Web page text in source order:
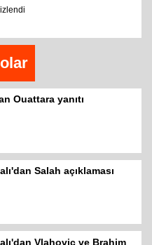
Ouattara yanıtı
Salah açıklaması
Vlahovic ve Brahim